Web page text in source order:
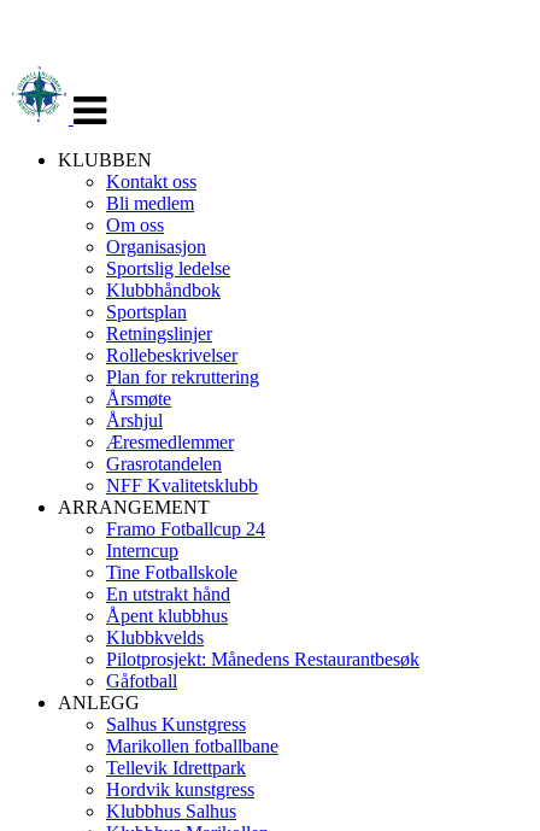
navigasjon
KLUBBEN
Kontakt oss
Bli medlem
Om oss
Organisasjon
Sportslig ledelse
Klubbhåndbok
Sportsplan
Retningslinjer
Rollebeskrivelser
Plan for rekruttering
Årsmøte
Årshjul
Æresmedlemmer
Grasrotandelen
NFF Kvalitetsklubb
ARRANGEMENT
Framo Fotballcup 24
Interncup
Tine Fotballskole
En utstrakt hånd
Åpent klubbhus
Klubbkvelds
Pilotprosjekt: Månedens Restaurantbesøk
Gåfotball
ANLEGG
Salhus Kunstgress
Marikollen fotballbane
Tellevik Idrettpark
Hordvik kunstgress
Klubbhus Salhus